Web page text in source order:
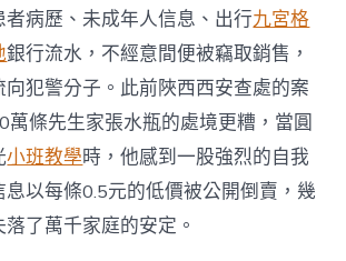
病歷、未成年人信息、出行九宮格
銀行流水，不經意間便被竊取銷售，
犯警分子。此前陜西西安查處的案
萬條先生家張水瓶的處境更糟，當圓
小班教學時，他感到一股強烈的自我
以每條0.5元的低價被公開倒賣，幾
了萬千家庭的安定。